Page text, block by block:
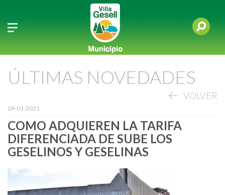
ÚLTIMAS NOVEDADES
VOLVER
09-01-2021
COMO ADQUIEREN LA TARIFA
DIFERENCIADA DE SUBE LOS
GESELINOS Y GESELINAS